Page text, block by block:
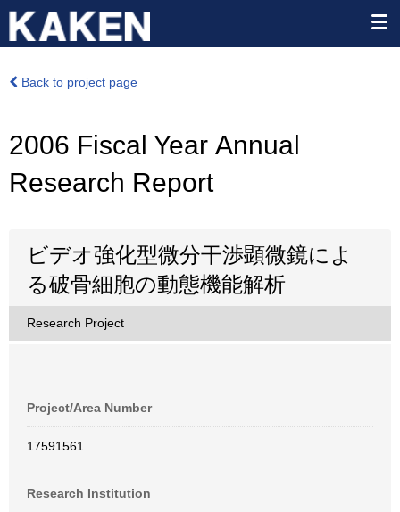
Back to project page
2006 Fiscal Year Annual
Research Report
ビデオ強化型微分干渉顕微鏡によ
る破骨細胞の動態機能解析
Research Project
Project/Area Number
17591561
Research Institution